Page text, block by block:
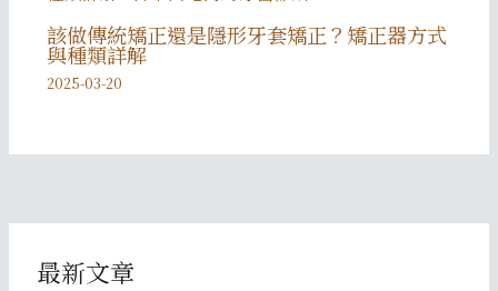
該做傳統矯正還是隱形牙套矯正？矯正器方式
與種類詳解
2025-03-20
最新文章